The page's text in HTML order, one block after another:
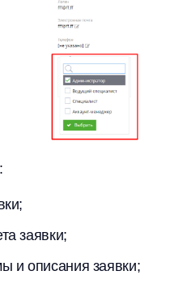
заявки;
и описания заявки;